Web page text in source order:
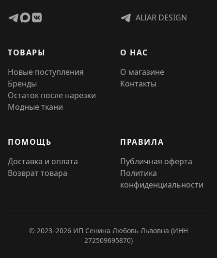
ALIAR DESIGN
ТОВАРЫ
Новые поступления
Бренды
Остаток после нарезки
Модные ткани
О НАС
О магазине
Контакты
ПОМОЩЬ
Доставка и оплата
Возврат товара
ПРАВИЛА
Публичная оферта
Политика
конфиденциальности
© 2023–2026 ИП Сенина Любовь Львовна (ИНН
272509695870)